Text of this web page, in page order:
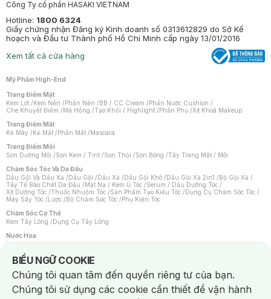
Công Ty cổ phần HASAKI VIETNAM
Hotline: 1800 6324
Giấy chứng nhận Đăng ký Kinh doanh số 0313612829 do Sở Kế
hoạch và Đầu tư Thành phố Hồ Chí Minh cấp ngày 13/01/2016
Xem tất cả cửa hàng
Mỹ Phẩm High-End
Trang Điểm Mặt
Kem Lót /Kem Nền /Phấn Nền /BB / CC Cream /Phấn Nước Cushion /
Che Khuyết Điểm /Má Hồng /Tạo Khối / Highlight /Phấn Phủ /Xịt Khoá Makeup
Trang Điểm Mắt
Kẻ Mày /Kẻ Mắt /Phấn Mắt /Mascara
Trang Điểm Môi
Son Dưỡng Môi /Son Kem / Tint /Son Thỏi /Son Bóng /Tẩy Trang Mắt / Môi
Chăm Sóc Tóc Và Da Đầu
Dầu Gội Và Dầu Xả /Dầu Gội /Dầu Xả /Dầu Gội Khô /Dầu Gội Xả 2in1 /Bộ Gội Xả /
Tẩy Tế Bào Chết Da Đầu /Mặt Nạ / Kem Ủ Tóc /Serum / Dầu Dưỡng Tóc /
Xịt Dưỡng Tóc /Thuốc Nhuộm Tóc /Sản Phẩm Tạo Kiểu Tóc /Dụng Cụ Chăm Sóc Tóc /
Máy Sấy Tóc /Lược /Bộ Chăm Sóc Tóc /Phụ Kiện Tóc
Chăm Sóc Cơ Thể
Kem Tẩy Lông /Dụng Cụ Tẩy Lông
Nước Hoa
Nước Hoa Nữ
Chăm Sóc Cá Nhân
Chống Muỗi /Khẩu Trang /Máy Massage/Mặt Nạ Xông Hơi /Nước Rửa Tay/
Sản Phẩm Chăm Sóc Khác /Bàn Chải Đánh Răng /Bàn Chải Điện/
Hỗ Trợ Trắng Răng/Kem Đánh Răng /Máy Tăm Nước/ Nước Súc Miệng/
Tăm / Chỉ Nha Khoa/ Xịt Thơm Miệng / Dung Dịch Vệ Sinh/Dưỡng Vùng Kín/
BIỂU NGỮ COOKIE
Notice about cookies usage
Chúng tôi quan tâm đến quyền riêng tư của bạn.
Chúng tôi sử dụng các cookie cần thiết để vận hành